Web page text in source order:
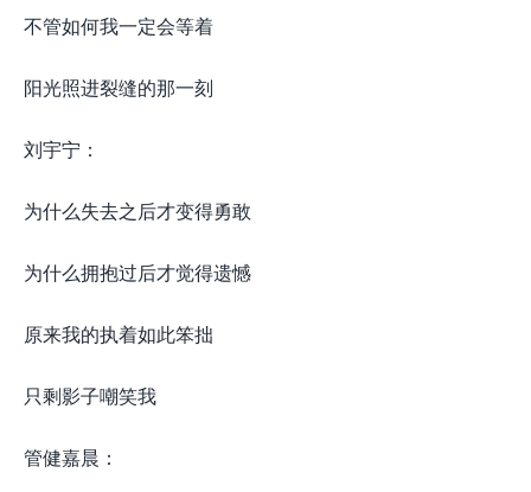
不管如何我一定会等着
阳光照进裂缝的那一刻
刘宇宁：
为什么失去之后才变得勇敢
为什么拥抱过后才觉得遗憾
原来我的执着如此笨拙
只剩影子嘲笑我
管健嘉晨：